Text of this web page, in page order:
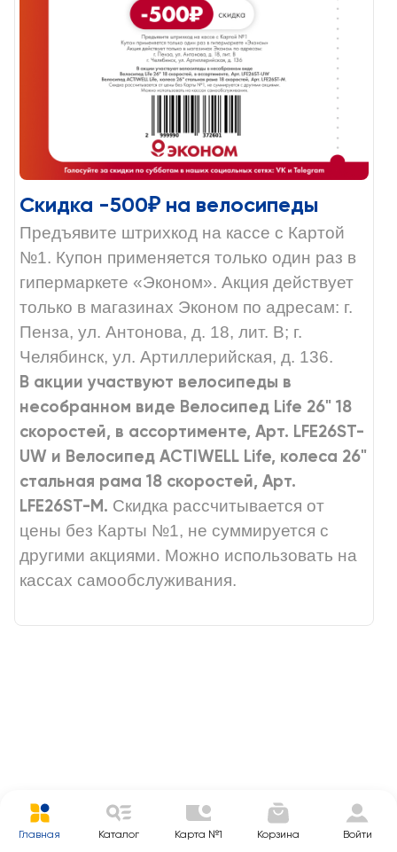
Скидка -500₽ на велосипеды
Предъявите штрихкод на кассе с Картой
№1. Купон применяется только один раз в
гипермаркете «Эконом». Акция действует
только в магазинах Эконом по адресам: г.
Пенза, ул. Антонова, д. 18, лит. B; г.
Челябинск, ул. Артиллерийская, д. 136.
В акции участвуют велосипеды в
несобранном виде Велосипед Life 26" 18
скоростей, в ассортименте, Арт. LFE26ST-
UW и Велосипед ACTIWELL Life, колеса 26"
стальная рама 18 скоростей, Арт.
LFE26ST-M. Скидка рассчитывается от
цены без Карты №1, не суммируется с
другими акциями. Можно использовать на
кассах самообслуживания.
Главная Каталог Карта №1 Корзина Войти